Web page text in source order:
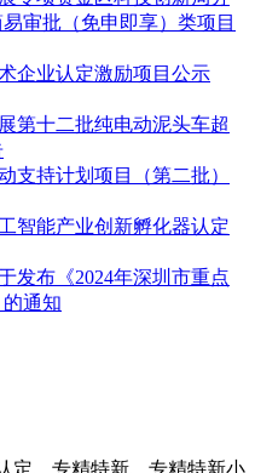
审批（免申即享）类项目
企业认定激励项目公示
第十二批纯电动泥头车超
支持计划项目（第二批）
智能产业创新孵化器认定
发布《2024年深圳市重点
通知